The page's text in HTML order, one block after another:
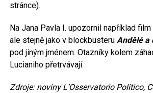
stránce).
Na Jana Pavla I. upozornil například
ale stejně jako v blockbusteru Andělé a
pod jiným jménem. Otazníky kolem
Lucianiho přetrvávají.
Zdroje: noviny L’Osservatorio Politico,